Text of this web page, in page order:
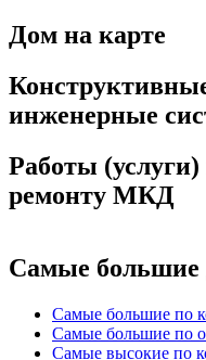
Дом на карте
инженерные
Работы
ремонту МКД
Самые большие
Самые большие по
Самые большие по
Самые высокие по